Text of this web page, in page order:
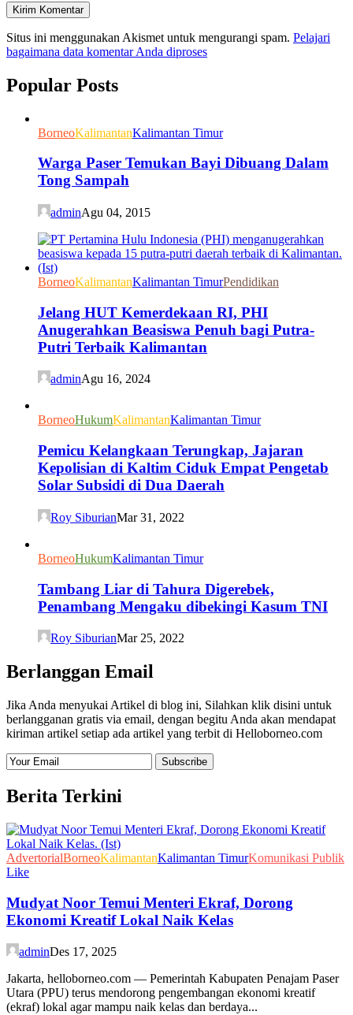
Situs ini menggunakan Akismet untuk mengurangi spam. Pelajari
bagaimana data komentar Anda diproses
Popular Posts
BorneoKalimantanKalimantan Timur
Warga Paser Temukan Bayi Dibuang Dalam
Tong Sampah
adminAgu 04, 2015
BorneoKalimantanKalimantan TimurPendidikan
Jelang HUT Kemerdekaan RI, PHI
Anugerahkan Beasiswa Penuh bagi Putra-
Putri Terbaik Kalimantan
adminAgu 16, 2024
BorneoHukumKalimantanKalimantan Timur
Pemicu Kelangkaan Terungkap, Jajaran
Kepolisian di Kaltim Ciduk Empat Pengetab
Solar Subsidi di Dua Daerah
Roy SiburianMar 31, 2022
BorneoHukumKalimantan Timur
Tambang Liar di Tahura Digerebek,
Penambang Mengaku dibekingi Kasum TNI
Roy SiburianMar 25, 2022
Berlanggan Email
Jika Anda menyukai Artikel di blog ini, Silahkan klik disini untuk
berlangganan gratis via email, dengan begitu Anda akan mendapat
kiriman artikel setiap ada artikel yang terbit di Helloborneo.com
Berita Terkini
AdvertorialBorneoKalimantanKalimantan TimurKomunikasi Publik
Like
Mudyat Noor Temui Menteri Ekraf, Dorong
Ekonomi Kreatif Lokal Naik Kelas
adminDes 17, 2025
Jakarta, helloborneo.com — Pemerintah Kabupaten Penajam Paser
Utara (PPU) terus mendorong pengembangan ekonomi kreatif
(ekraf) lokal agar mampu naik kelas dan berdaya...